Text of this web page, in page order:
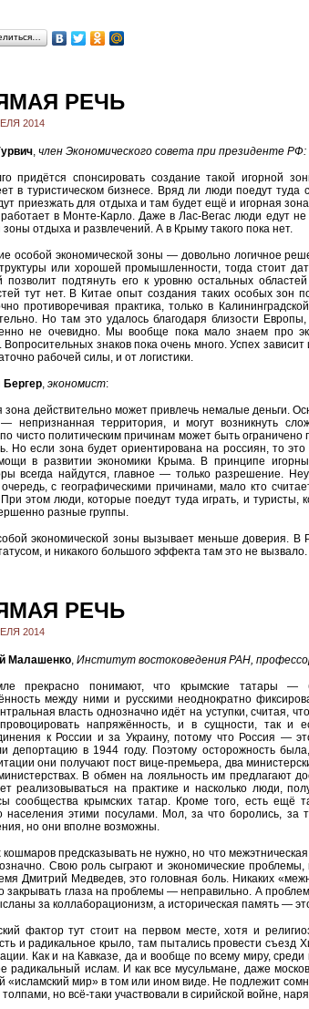
РЕЧЬ
2014
, член Экономического совета при президенте РФ:
придётся спонсировать создание такой игорной
в туристическом бизнесе. Вряд ли люди поедут туда
приезжать для отдыха и там будет ещё и игорная
в Монте-Карло. Даже в Лас-Вегас люди едут не
отдыха и развлечений. А в Крыму такого пока нет.
особой экономической зоны — довольно логичное
или хорошей промышленности, тогда стоит
позволит подтянуть его к уровню остальных
тут нет. В Китае опыт создания таких особых зон
противоречивая практика, только в
Но там это удалось благодаря близости
не очевидно. Мы вообще пока мало знаем про
знаков пока очень много. Успех
рабочей силы, и от логистики.
Бергер, экономист:
зона действительно может привлечь немалые деньги.
непризнанная территория, и могут возникнуть
чисто политическим причинам может быть
Но если зона будет ориентирована на россиян, то
в развитии экономики Крыма. В принципе
всегда найдутся, главное — только разрешение.
с географическими причинами, мало кто
При этом люди, которые поедут туда играть, и туристы,
разные группы.
экономической зоны вызывает меньше доверия. В
и никакого большого эффекта там это не вызвало.
РЕЧЬ
2014
Малашенко, Институт востоковедения РАН,
прекрасно понимают, что крымские татары —
между ними и русскими неоднократно
власть однозначно идёт на уступки, считая,
напряжённость, и в сущности, так и
к России и за Украину, потому что Россия —
депортацию в 1944 году. Поэтому осторожность
они получают пост вице-премьера, два
В обмен на лояльность им предлагают
реализовываться на практике и насколько люди,
сообщества крымских татар. Кроме того, есть ещё
населения этими посулами. Мол, за что боролись, за
но они вполне возможны.
кошмаров предсказывать не нужно, но что
Свою роль сыграют и экономические
Дмитрий Медведев, это головная боль. Никаких
закрывать глаза на проблемы — неправильно. А
за коллаборационизм, а историческая память —
фактор тут стоит на первом месте, хотя и
и радикальное крыло, там пытались провести съезд
Как и на Кавказе, да и вообще по всему миру,
радикальный ислам. И как все мусульмане, даже
«исламский мир» в том или ином виде. Не подлежит
но всё-таки участвовали в сирийской войне,